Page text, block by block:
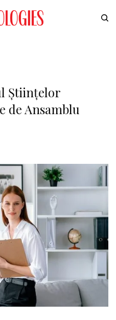
Științelor
de Ansamblu